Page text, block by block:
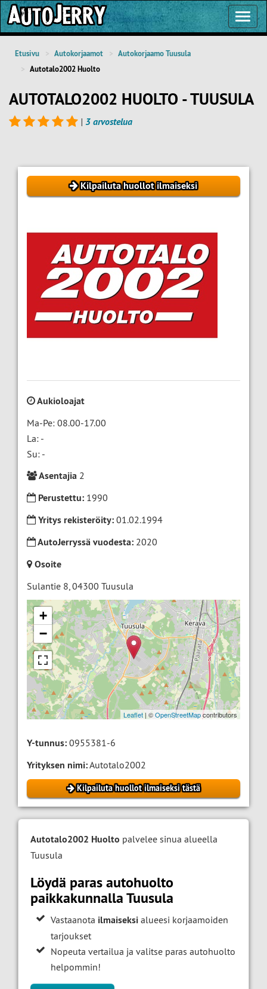
Etusivu Autokorjaamot
Autokorjaamo Tuusula
Autotalo2002 Huolto
AUTOTALO2002 HUOLTO - TUUSULA
| 3 arvostelua
Kilpailuta huollot ilmaiseksi
Aukioloajat
Ma-Pe: 08.00-17.00
La: -
Su: -
Asentajia 2
Perustettu: 1990
Yritys rekisteröity: 01.02.1994
AutoJerryssä vuodesta: 2020
Osoite
Sulantie 8,04300 Tuusula
+
−
Leaflet | ©OpenStreetMapcontributors
Y-tunnus: 0955381-6
Yrityksen nimi:Autotalo2002
Kilpailuta huollot ilmaiseksi tästä
Autotalo2002 Huolto palvelee sinua alueella
Tuusula
Löydä paras autohuolto
paikkakunnalla Tuusula
Vastaanota ilmaiseksi alueesi korjaamoiden
tarjoukset
Nopeuta vertailua ja valitse paras autohuolto
helpommin!